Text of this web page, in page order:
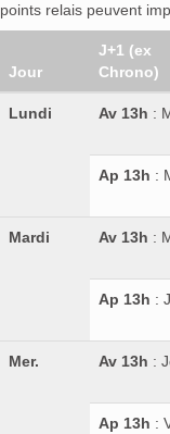
points relais peuvent
Jour
J+1 (ex
Chrono)
Lundi Av 13h :
Ap 13h :
Mardi Av 13h :
Ap 13h :
Mer. Av 13h :
Ap 13h :